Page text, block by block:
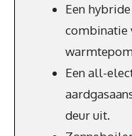
Een
combinatie
Een all-
deur uit.